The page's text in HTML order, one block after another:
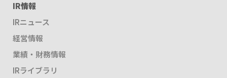
IR情報
IRニュース
経営情報
業績・財務情報
IRライブラリ